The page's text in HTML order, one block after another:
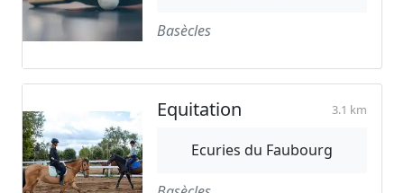
Basècles
Equitation 3.1 km
Ecuries du Faubourg